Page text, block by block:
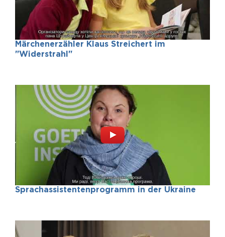
Märchenerzähler Klaus Streichert im
"Widerstrahl"
Sprachassistentenprogramm in der Ukraine